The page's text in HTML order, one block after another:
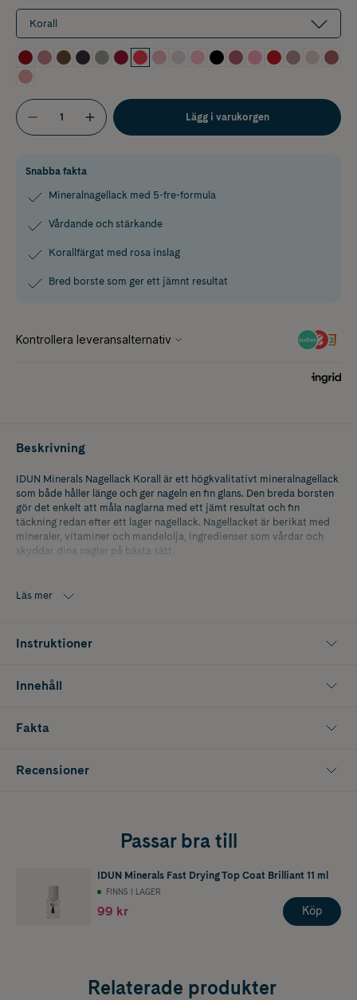
Korall
Lägg i varukorgen
Snabba fakta
Mineralnagellack med 5-fre-formula
Vårdande och stärkande
Korallfärgat med rosa inslag
Bred borste som ger ett jämnt resultat
Beskrivning
IDUN Minerals Nagellack Korall är ett högkvalitativt mineralnagellack
som både håller länge och ger nageln en fin glans. Den breda borsten
gör det enkelt att måla naglarna med ett jämt resultat och fin
täckning redan efter ett lager nagellack. Nagellacket är berikat med
mineraler, vitaminer och mandelolja, ingredienser som vårdar och
skyddar dina naglar på bästa sätt.
tagit bort fem kemikalier som kan vara skadliga för hälsan. 100%
rekommenderar vi att du använder ett bas- och topplack i samma
Läs mer
Instruktioner
Innehåll
Fakta
Recensioner
Passar bra till
IDUN Minerals Fast Drying Top Coat Brilliant 11 ml
FINNS I LAGER
99 kr Köp
Relaterade produkter